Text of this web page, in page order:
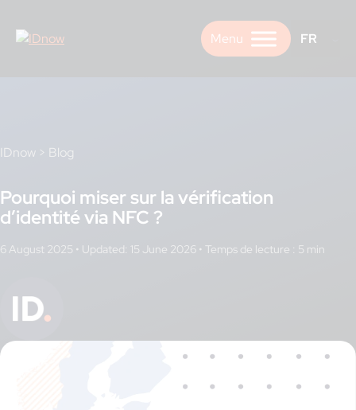
content
FR
IDnow > Blog
Pourquoi miser sur la vérification
d’identité via NFC ?
6 August 2025 • Updated: 15 June 2026 •